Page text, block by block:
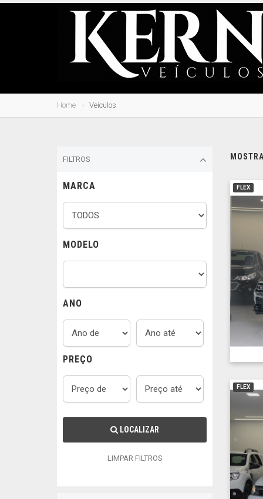
Home Veículos
FILTROS
MARCA
MODELO
ANO
PREÇO
LOCALIZAR
LIMPAR FILTROS
FLEX
FLEX